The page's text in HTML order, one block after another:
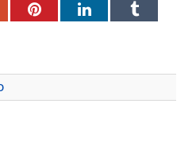
PinterestLinkedInTumblr